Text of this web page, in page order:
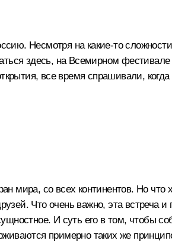
Несмотря на какие-то
здесь, на Всемирном
все время спрашивали,
мира, со всех континентов. Но что
Что очень важно, эта встреча
И суть его в том, чтобы
примерно таких же